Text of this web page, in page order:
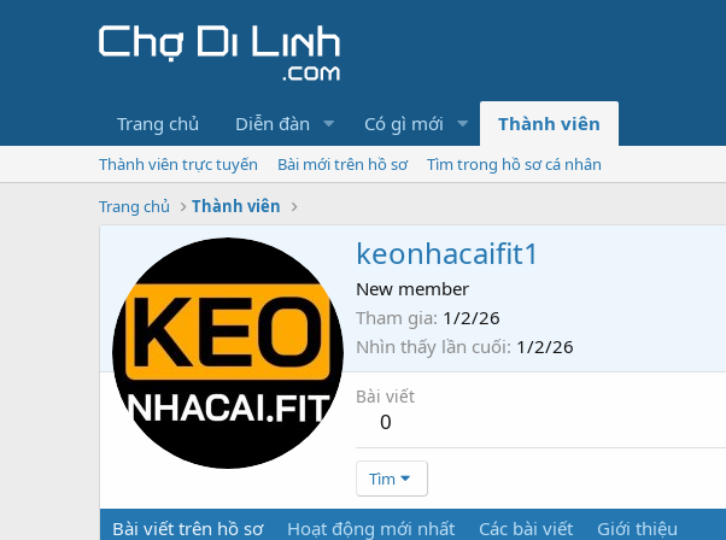
Trang chủ Diễn đàn Có gì mới Thành viên
Thành viên trực tuyến Bài mới trên hồ sơ
Tìm trong hồ sơ cá nhân
Trang chủ
Thành viên
keonhacaifit1
New member
Tham gia 1/2/26
Nhìn thấy lần cuối 1/2/26
Bài viết
0
Tìm
Bài viết trên hồ sơ Hoạt động mới nhất Các bài viết Giới thiệu